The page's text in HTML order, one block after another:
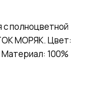
полноцветной
МОРЯК. Цвет:
100%